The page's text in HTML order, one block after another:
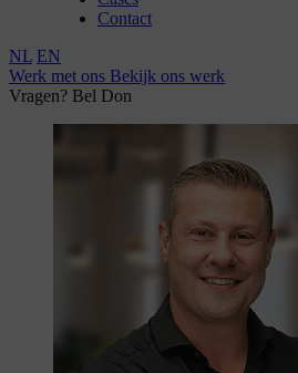
Contact
NL EN
Werk met ons Bekijk ons werk
Vragen? Bel Don